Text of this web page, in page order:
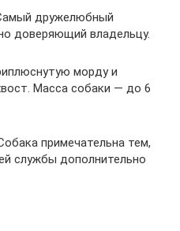
дружелюбный
доверяющий владельцу.
морду и
Масса собаки — до 6
примечательна тем,
службы дополнительно